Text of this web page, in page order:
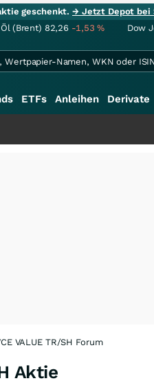
geschenkt.→ Jetzt Depot bei
Öl (Brent) 82,26 -1,53% Dow
ETFs Anleihen Derivate
VALUE TR/SH Forum
Aktie